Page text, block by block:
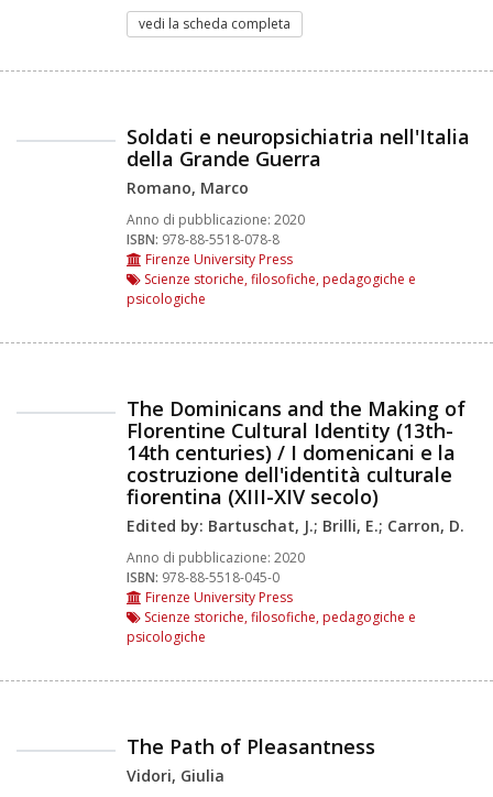
vedi la scheda completa
Soldati e neuropsichiatria nell'Italia
della Grande Guerra
Romano, Marco
Anno di pubblicazione: 2020
ISBN: 978-88-5518-078-8
Firenze University Press
Scienze storiche, filosofiche, pedagogiche e
psicologiche
The Dominicans and the Making of
Florentine Cultural Identity (13th-
14th centuries) / I domenicani e la
costruzione dell'identità culturale
fiorentina (XIII-XIV secolo)
Edited by: Bartuschat, J.; Brilli, E.; Carron, D.
Anno di pubblicazione: 2020
ISBN: 978-88-5518-045-0
Firenze University Press
Scienze storiche, filosofiche, pedagogiche e
psicologiche
The Path of Pleasantness
Vidori, Giulia